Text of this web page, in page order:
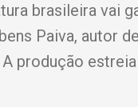
brasileira vai
Paiva, autor
produção